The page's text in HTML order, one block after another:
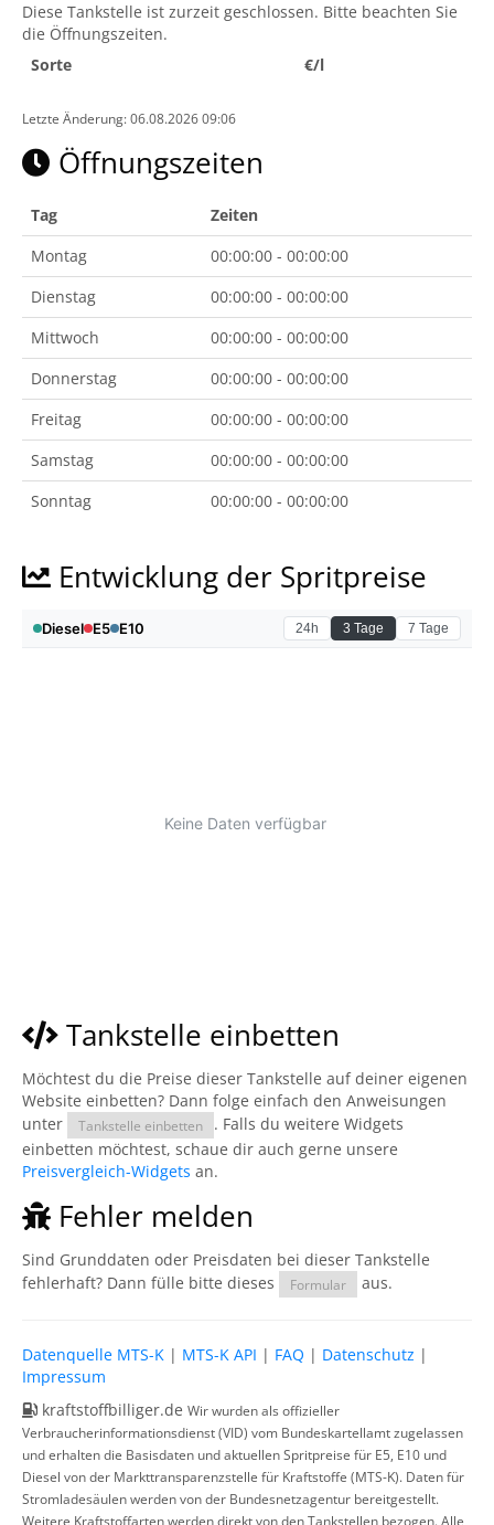
Diese Tankstelle ist zurzeit geschlossen. Bitte beachten Sie
die Öffnungszeiten.
Sorte
€/l
Letzte Änderung: 06.08.2026 09:06
Öffnungszeiten
Tag
Zeiten
Montag
00:00:00 - 00:00:00
Dienstag
00:00:00 - 00:00:00
Mittwoch
00:00:00 - 00:00:00
Donnerstag
00:00:00 - 00:00:00
Freitag
00:00:00 - 00:00:00
Samstag
00:00:00 - 00:00:00
Sonntag
00:00:00 - 00:00:00
Entwicklung der Spritpreise
Tankstelle einbetten
Möchtest du die Preise dieser Tankstelle auf deiner eigenen
Website einbetten? Dann folge einfach den Anweisungen
unter
Tankstelle einbetten
. Falls du weitere Widgets
einbetten möchtest, schaue dir auch gerne unsere
Preisvergleich-Widgets an.
Fehler melden
Sind Grunddaten oder Preisdaten bei dieser Tankstelle
fehlerhaft? Dann fülle bitte dieses
Formular aus.
Datenquelle MTS-K | MTS-K API | FAQ | Datenschutz |
Impressum
kraftstoffbilliger.de Wir wurden als offizieller
Verbraucherinformationsdienst (VID) vom Bundeskartellamt zugelassen
und erhalten die Basisdaten und aktuellen Spritpreise für E5, E10 und
Diesel von der Markttransparenzstelle für Kraftstoffe (MTS-K). Daten für
Stromladesäulen werden von der Bundesnetzagentur bereitgestellt.
Weitere Kraftstoffarten werden direkt von den Tankstellen bezogen. Alle